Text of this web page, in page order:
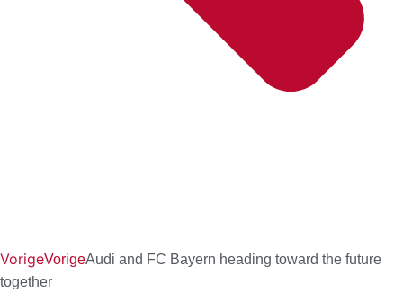
VorigeVorigeAudi and FC Bayern heading toward the future
together